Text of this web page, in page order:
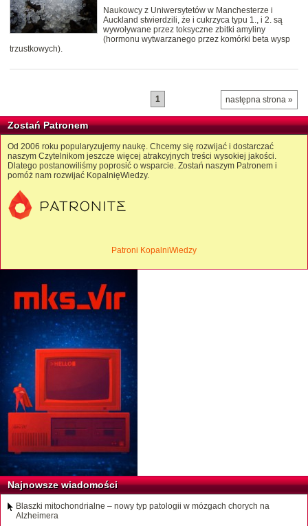
Naukowcy z Uniwersytetów w Manchesterze i
Auckland stwierdzili, że i cukrzyca typu 1., i 2. są
wywoływane przez toksyczne zbitki amyliny
(hormonu wytwarzanego przez komórki beta wysp
trzustkowych).
następna strona »
1
Zostań Patronem
Od 2006 roku popularyzujemy naukę. Chcemy się rozwijać i dostarczać
naszym Czytelnikom jeszcze więcej atrakcyjnych treści wysokiej jakości.
Dlatego postanowiliśmy poprosić o wsparcie. Zostań naszym Patronem i
pomóż nam rozwijać KopalnięWiedzy.
Patroni KopalniWiedzy
Najnowsze wiadomości
Blaszki mitochondrialne – nowy typ patologii w mózgach chorych na
Alzheimera